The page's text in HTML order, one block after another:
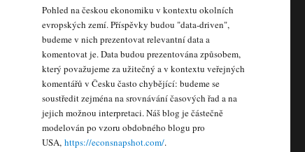
Pohled na českou ekonomiku v kontextu okolních
evropských zemí. Příspěvky budou "data-driven",
budeme v nich prezentovat relevantní data a
komentovat je. Data budou prezentována způsobem,
který považujeme za užitečný a v kontextu veřejných
komentářů v Česku často chybějící: budeme se
soustředit zejména na srovnávání časových řad a na
jejich možnou interpretaci. Náš blog je částečně
modelován po vzoru obdobného blogu pro
USA, https://econsnapshot.com/.